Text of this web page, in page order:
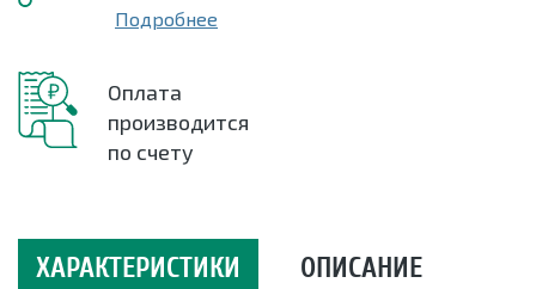
Подробнее
Оплата
производится
по счету
ХАРАКТЕРИСТИКИ ОПИСАНИЕ